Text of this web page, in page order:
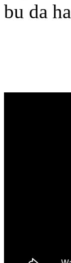
bu da